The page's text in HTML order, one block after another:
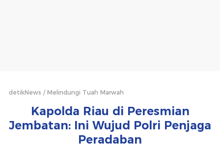
detikNews Melindungi Tuah Marwah
Kapolda Riau di Peresmian
Jembatan: Ini Wujud Polri Penjaga
Peradaban